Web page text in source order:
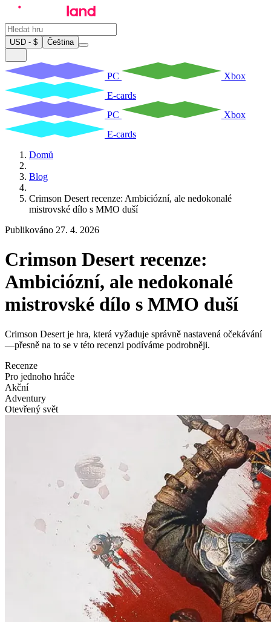
USD - $ Čeština
PC
Xbox
E-cards
PC
Xbox
E-cards
Domů
Blog
Crimson Desert recenze: Ambiciózní, ale nedokonalé
mistrovské dílo s MMO duší
Publikováno 27. 4. 2026
Crimson Desert recenze:
Ambiciózní, ale nedokonalé
mistrovské dílo s MMO duší
Crimson Desert je hra, která vyžaduje správně nastavená očekávání
—přesně na to se v této recenzi podíváme podrobněji.
Recenze
Pro jednoho hráče
Akční
Adventury
Otevřený svět